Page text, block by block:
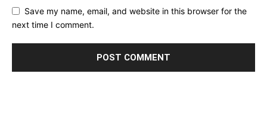
Save my name, email, and website in this browser for the
next time I comment.